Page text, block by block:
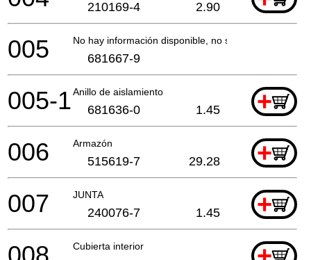
210169-4 2.90
No hay información disponible, no se puede pedir
005 681667-9
Anillo de aislamiento +
005-1 681636-0 1.45
Armazón +
006 515619-7 29.28
JUNTA +
007 240076-7 1.45
Cubierta interior